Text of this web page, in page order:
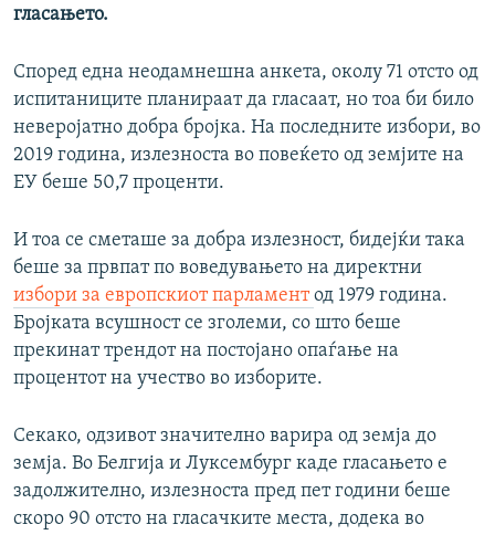
гласањето.
Според една неодамнешна анкета, околу 71 отсто од
испитаниците планираат да гласаат, но тоа би било
неверојатно добра бројка. На последните избори, во
2019 година, излезноста во повеќето од земјите на
ЕУ беше 50,7 проценти.
И тоа се сметаше за добра излезност, бидејќи така
беше за првпат по воведувањето на директни
избори за европскиот парламентод 1979 година.
Бројката всушност се зголеми, со што беше
прекинат трендот на постојано опаѓање на
процентот на учество во изборите.
Секако, одзивот значително варира од земја до
земја. Во Белгија и Луксембург каде гласањето е
задолжително, излезноста пред пет години беше
скоро 90 отсто на гласачките места, додека во